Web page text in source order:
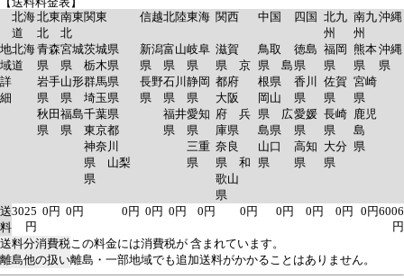
北海
道
北東
北
南東
北
関東 信越北陸東海 関西 中国 四国 北九
州
南九
州
沖縄
地
域
詳
細
北海
道
青森
県
岩手
県
秋田
県
宮城
県
山形
県
福島
県
茨城県
栃木県
群馬県
埼玉県
千葉県
東京都
神奈川
県 山梨
県
新潟
県
長野
県
富山
県
石川
県
福井
県
岐阜
県
静岡
県
愛知
県
三重
県
滋賀
県 京
都府
大阪
府 兵
庫県
奈良
県 和
歌山
県
鳥取
県 島
根県
岡山
県 広
島県
山口
県
徳島
県
香川
県
愛媛
県
高知
県
福岡
県
佐賀
県
長崎
県
大分
県
熊本
県
宮崎
県
鹿児
島
県
沖縄
県
送
料
3025
円
0円 0円 0円 0円 0円 0円 0円 0円 0円 0円 0円6006
円
送料分消費税この料金には消費税が 含まれています。
離島他の扱い離島・一部地域でも追加送料がかかることはありません。